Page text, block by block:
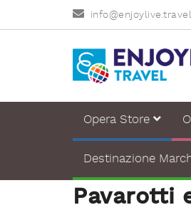
info@enjoylive.travel
Opera Store
Destinazione
Pavarotti